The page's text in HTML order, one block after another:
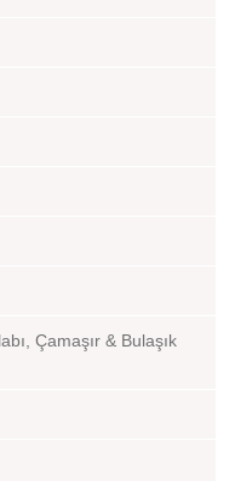
Çamaşır & Bulaşık